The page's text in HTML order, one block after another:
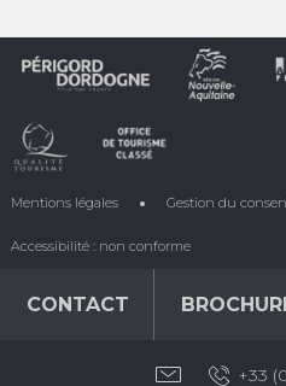
Mentions légales Gestion du
Accessibilité : non conforme
CONTACT
+33